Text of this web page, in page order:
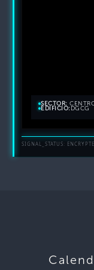
SECTOR:
EDIFICIO:DGCG
SIGNAL_STATUS: